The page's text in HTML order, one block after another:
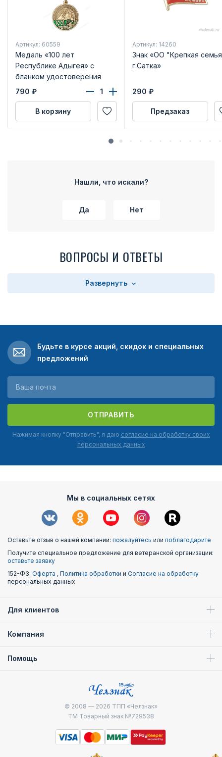
Артикул: 60559
Медаль «100 лет
Республике Адыгея» с
бланком удостоверения
790 ₽
В корзину
Артикул: 14260
Знак «ОО "Крепкая
г.Сатка»
290 ₽
Предзаказ
Нашли, что искали?
Да Нет
ВОПРОСЫ И ОТВЕТЫ
Развернуть
Будьте в курсе акций, скидок и специальных
предложений
ОТПРАВИТЬ
Нажимая кнопку "Отправить", я даю согласие на обработку своих
персональных данных
Мы в социальных сетях
Оставьте отзыв о нашей компании: пожалуйтесь или поблагодарите
Получите специальное предложение для ветеранской организации:
оставьте заявку
152-ФЗ: Оферта , Политика обработки и Согласие на обработку
персональных данных
Для клиентов
Компания
Помощь
© 2008 — 2026 ТПП «Челзнак»
ТМ Товарный знак №729538